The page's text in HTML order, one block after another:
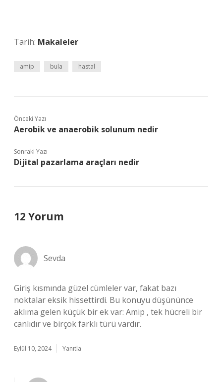
Tarih: Makaleler
amip bula hastal
Önceki Yazı
Aerobik ve anaerobik solunum nedir
Sonraki Yazı
Dijital pazarlama araçları nedir
12 Yorum
Sevda
Giriş kısmında güzel cümleler var, fakat bazı
noktalar eksik hissettirdi. Bu konuyu düşününce
aklıma gelen küçük bir ek var: Amip , tek hücreli bir
canlıdır ve birçok farklı türü vardır.
Eylül 10, 2024 Yanıtla